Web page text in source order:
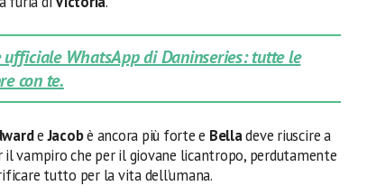
WhatsApp di Daninseries: tutte le
con te.
eJacobè ancora più forte e Belladeve riuscire a
vampiro che per il giovane licantropo, perdutamente
tutto per la vita dell’umana.